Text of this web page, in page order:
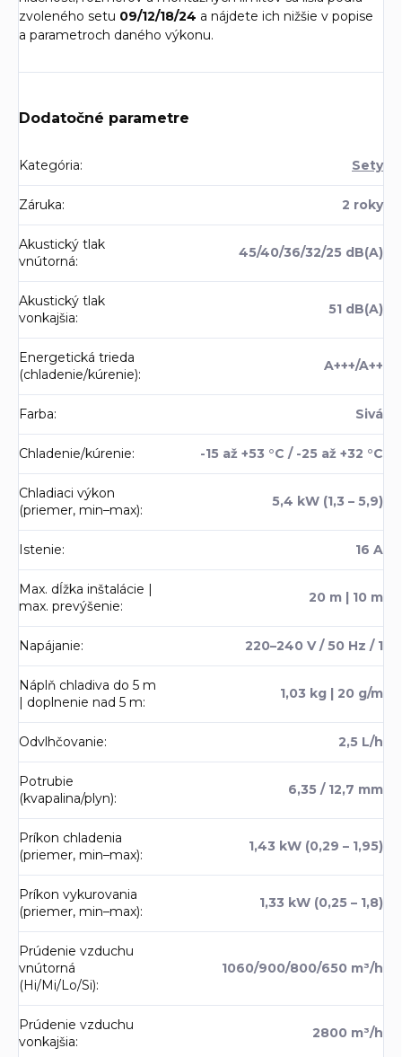
zvoleného setu 09/12/18/24 a nájdete ich nižšie v popise
a parametroch daného výkonu.
Dodatočné parametre
Kategória: Sety
Záruka: 2 roky
Akustický tlak
vnútorná:
45/40/36/32/25 dB(A)
Akustický tlak
vonkajšia:
51 dB(A)
Energetická trieda
(chladenie/kúrenie):
A+++/A++
Farba: Sivá
Chladenie/kúrenie: -15 až +53 °C / -25 až +32 °C
Chladiaci výkon
(priemer, min–max):
5,4 kW (1,3 – 5,9)
Istenie: 16 A
Max. dĺžka inštalácie |
max. prevýšenie:
20 m | 10 m
Napájanie: 220–240 V / 50 Hz / 1
Náplň chladiva do 5 m
| doplnenie nad 5 m:
1,03 kg | 20 g/m
Odvlhčovanie: 2,5 L/h
Potrubie
(kvapalina/plyn):
6,35 / 12,7 mm
Príkon chladenia
(priemer, min–max):
1,43 kW (0,29 – 1,95)
Príkon vykurovania
(priemer, min–max):
1,33 kW (0,25 – 1,8)
Prúdenie vzduchu
vnútorná
(Hi/Mi/Lo/Si):
1060/900/800/650 m³/h
Prúdenie vzduchu
vonkajšia:
2800 m³/h